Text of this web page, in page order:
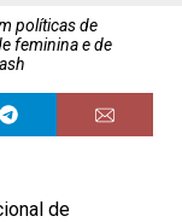
políticas de
feminina e de
de